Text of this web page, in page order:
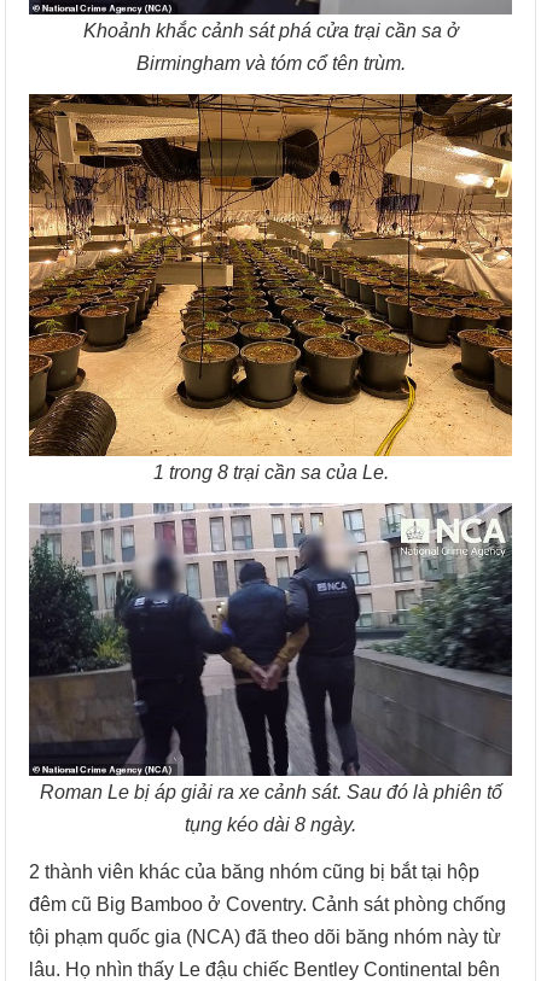
Khoảnh khắc cảnh sát phá cửa trại cần sa ở
Birmingham và tóm cổ tên trùm.
1 trong 8 trại cần sa của Le.
Roman Le bị áp giải ra xe cảnh sát. Sau đó là phiên tố
tụng kéo dài 8 ngày.
2 thành viên khác của băng nhóm cũng bị bắt tại hộp
đêm cũ Big Bamboo ở Coventry. Cảnh sát phòng chống
tội phạm quốc gia (NCA) đã theo dõi băng nhóm này từ
lâu. Họ nhìn thấy Le đậu chiếc Bentley Continental bên